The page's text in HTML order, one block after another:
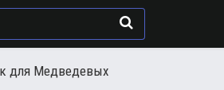
для Медведевых